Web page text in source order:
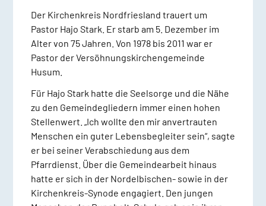
Der Kirchenkreis Nordfriesland trauert um
Pastor Hajo Stark. Er starb am 5. Dezember im
Alter von 75 Jahren. Von 1978 bis 2011 war er
Pastor der Versöhnungskirchengemeinde
Husum.
Für Hajo Stark hatte die Seelsorge und die Nähe
zu den Gemeindegliedern immer einen hohen
Stellenwert. „Ich wollte den mir anvertrauten
Menschen ein guter Lebensbegleiter sein“, sagte
er bei seiner Verabschiedung aus dem
Pfarrdienst. Über die Gemeindearbeit hinaus
hatte er sich in der Nordelbischen- sowie in der
Kirchenkreis-Synode engagiert. Den jungen